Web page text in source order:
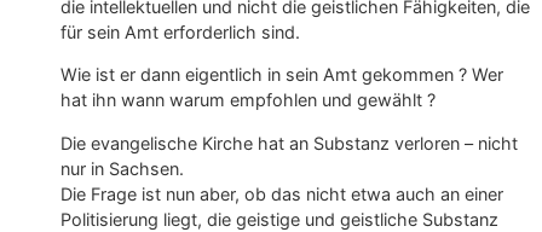
die intellektuellen und nicht die geistlichen Fähigkeiten, die
für sein Amt erforderlich sind.
Wie ist er dann eigentlich in sein Amt gekommen ? Wer
hat ihn wann warum empfohlen und gewählt ?
Die evangelische Kirche hat an Substanz verloren – nicht
nur in Sachsen.
Die Frage ist nun aber, ob das nicht etwa auch an einer
Politisierung liegt, die geistige und geistliche Substanz